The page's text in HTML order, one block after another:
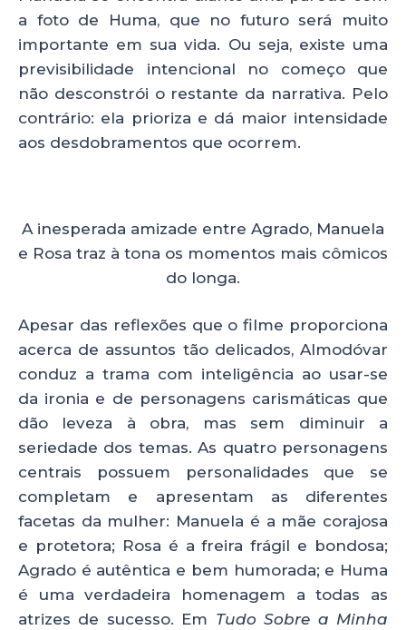
a foto de Huma, que no futuro será muito
importante em sua vida. Ou seja, existe uma
previsibilidade intencional no começo que
não desconstrói o restante da narrativa. Pelo
contrário: ela prioriza e dá maior intensidade
aos desdobramentos que ocorrem.
A inesperada amizade entre Agrado, Manuela
e Rosa traz à tona os momentos mais cômicos
do longa.
Apesar das reflexões que o filme proporciona
acerca de assuntos tão delicados, Almodóvar
conduz a trama com inteligência ao usar-se
da ironia e de personagens carismáticas que
dão leveza à obra, mas sem diminuir a
seriedade dos temas. As quatro personagens
centrais possuem personalidades que se
completam e apresentam as diferentes
facetas da mulher: Manuela é a mãe corajosa
e protetora; Rosa é a freira frágil e bondosa;
Agrado é autêntica e bem humorada; e Huma
é uma verdadeira homenagem a todas as
atrizes de sucesso. Em Tudo Sobre a Minha